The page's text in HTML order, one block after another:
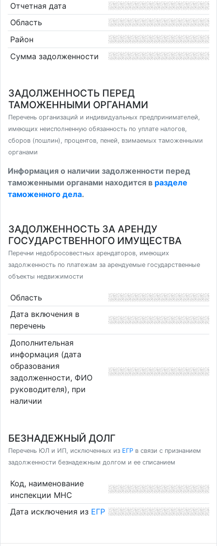
Отчетная дата
Область
Район
Сумма задолженности
ЗАДОЛЖЕННОСТЬ ПЕРЕД
ТАМОЖЕННЫМИ ОРГАНАМИ
Перечень организаций и индивидуальных предпринимателей,
имеющих неисполненную обязанность по уплате налогов,
сборов (пошлин), процентов, пеней, взимаемых таможенными
органами
Информация о наличии задолженности перед
таможенными органами находится в разделе
таможенного дела.
ЗАДОЛЖЕННОСТЬ ЗА АРЕНДУ
ГОСУДАРСТВЕННОГО ИМУЩЕСТВА
Перечни недобросовестных арендаторов, имеющих
задолженность по платежам за арендуемые государственные
объекты недвижимости
Область
Дата включения в
перечень
Дополнительная
информация (дата
образования
задолженности, ФИО
руководителя), при
наличии
БЕЗНАДЕЖНЫЙ ДОЛГ
Перечень ЮЛ и ИП, исключенных из ЕГР в связи с признанием
задолженности безнадежным долгом и ее списанием
Код, наименование
инспекции МНС
Дата исключения из ЕГР